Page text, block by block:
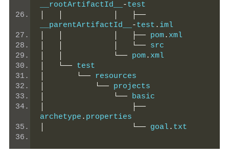
__rootArtifactId__
-test
├──
__parentArtifactId__
-test . iml
├── pom. xml
└── src
└── pom. xml
└── test
└── resources
└── projects
└── basic
├──
archetype . properties
└── goal. txt